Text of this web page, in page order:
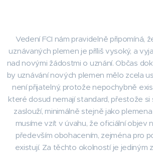
Vedení FCI nám pravidelně připomíná,
uznávaných plemen je příliš vysoký, a
nad novými žádostmi o uznání. Občas
by uznávání nových plemen mělo zcela
není přijatelný, protože nepochybně
které dosud nemají standard, přestože si
zaslouží, minimálně stejně jako
musíme vzít v úvahu, že oficiální objev
především obohacením, zejména pro
existují. Za těchto okolností je jediným